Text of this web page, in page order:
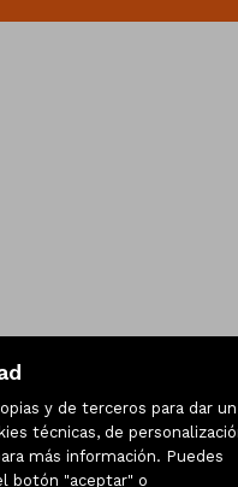
y de terceros para dar un
técnicas, de
más información. Puedes
botón "aceptar" o